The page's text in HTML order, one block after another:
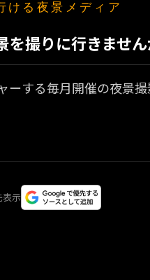
る夜景メディア
を撮りに行きません
する毎月開催の夜景撮
表示